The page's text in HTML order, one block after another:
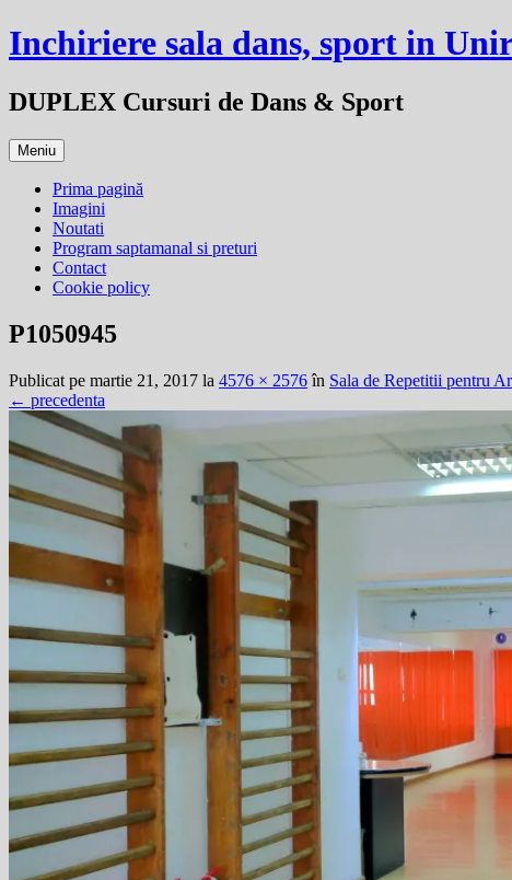
Sari
la
Inchiriere sala dans, sport in
DUPLEX Cursuri de Dans & Sport
Meniu
Prima pagină
Imagini
Noutati
Program saptamanal si preturi
Contact
Cookie policy
P1050945
Publicat pe martie 21, 2017 la 4576 × 2576în Sala de Repetitii pentru
← precedenta